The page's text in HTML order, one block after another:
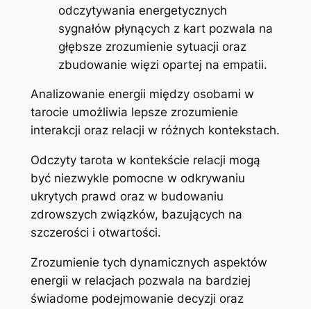
odczytywania energetycznych
sygnałów płynących z kart pozwala na
głębsze zrozumienie sytuacji oraz
zbudowanie więzi opartej na empatii.
Analizowanie energii między osobami w
tarocie umożliwia lepsze zrozumienie
interakcji oraz relacji w różnych kontekstach.
Odczyty tarota w kontekście relacji mogą
być niezwykle pomocne w odkrywaniu
ukrytych prawd oraz w budowaniu
zdrowszych związków, bazujących na
szczerości i otwartości.
Zrozumienie tych dynamicznych aspektów
energii w relacjach pozwala na bardziej
świadome podejmowanie decyzji oraz